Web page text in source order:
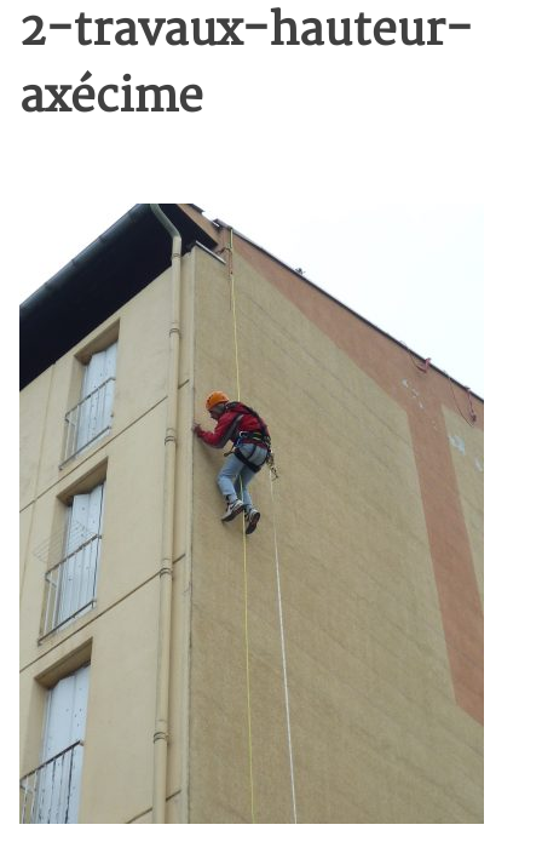
2-travaux-hauteur-
axécime